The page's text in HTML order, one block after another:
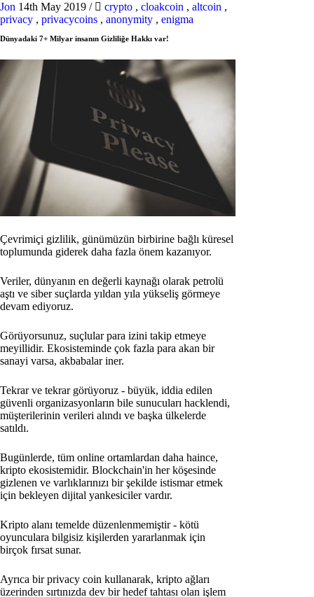
Jon 14th May 2019 / crypto , cloakcoin , altcoin ,
privacy , privacycoins , anonymity , enigma
Dünyadaki 7+ Milyar insanın Gizliliğe Hakkı var!
Çevrimiçi gizlilik, günümüzün birbirine bağlı küresel
toplumunda giderek daha fazla önem kazanıyor.
Veriler, dünyanın en değerli kaynağı olarak petrolü
aştı ve siber suçlarda yıldan yıla yükseliş görmeye
devam ediyoruz.
Görüyorsunuz, suçlular para izini takip etmeye
meyillidir. Ekosisteminde çok fazla para akan bir
sanayi varsa, akbabalar iner.
Tekrar ve tekrar görüyoruz - büyük, iddia edilen
güvenli organizasyonların bile sunucuları hacklendi,
müşterilerinin verileri alındı ve başka ülkelerde
satıldı.
Bugünlerde, tüm online ortamlardan daha haince,
kripto ekosistemidir. Blockchain'in her köşesinde
gizlenen ve varlıklarınızı bir şekilde istismar etmek
için bekleyen dijital yankesiciler vardır.
Kripto alanı temelde düzenlenmemiştir - kötü
oyunculara bilgisiz kişilerden yararlanmak için
birçok fırsat sunar.
Ayrıca bir privacy coin kullanarak, kripto ağları
üzerinden sırtınızda dev bir hedef tahtası olan işlem